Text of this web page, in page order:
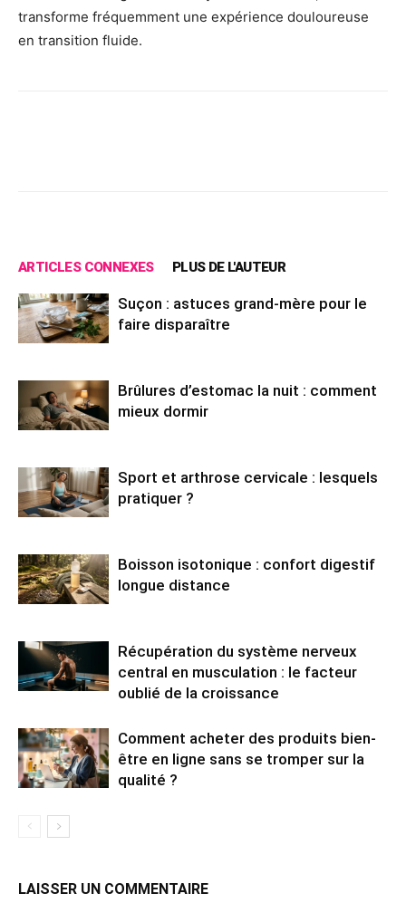
transforme fréquemment une expérience douloureuse
en transition fluide.
ARTICLES CONNEXES PLUS DE L'AUTEUR
Suçon : astuces grand-mère pour le
faire disparaître
Brûlures d’estomac la nuit : comment
mieux dormir
Sport et arthrose cervicale : lesquels
pratiquer ?
Boisson isotonique : confort digestif
longue distance
Récupération du système nerveux
central en musculation : le facteur
oublié de la croissance
Comment acheter des produits bien-
être en ligne sans se tromper sur la
qualité ?
LAISSER UN COMMENTAIRE